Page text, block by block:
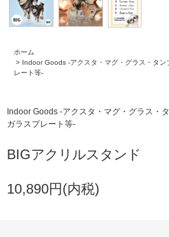
ホーム
> Indoor Goods -アクスタ・マグ・グラス・タ
レート等-
Indoor Goods -アクスタ・マグ・グラス・
ガラスプレート等-
BIGアクリルスタンド
10,890円(内税)